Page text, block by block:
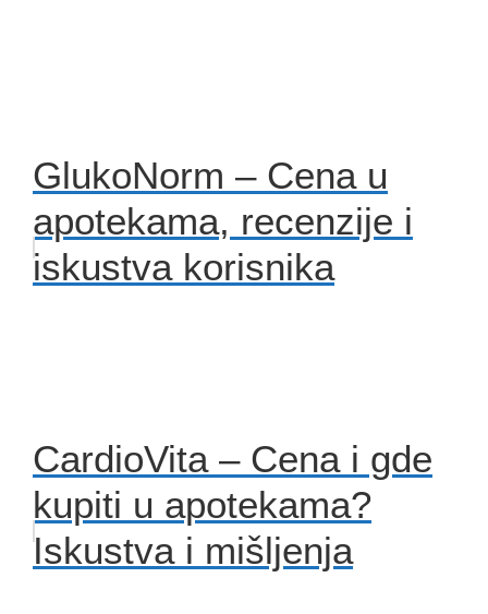
GlukoNorm – Cena u
apotekama, recenzije i
iskustva korisnika
CardioVita – Cena i gde
kupiti u apotekama?
Iskustva i mišljenja